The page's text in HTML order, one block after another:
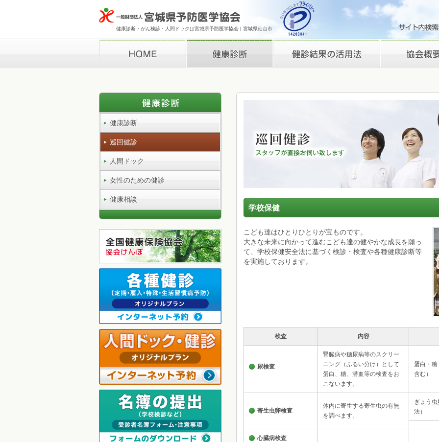
健康診断・がん検診・人間ドックは宮城県予防医学協会 | 宮城県仙台市
学校保健
こども達はひとりひとりが宝ものです。
大きな未来に向かって進むこども達の健やかな成長を願っ
て、学校保健安全法に基づく検診・検査や各種健康診断等
を実施しております。
検査 内容
尿検査
腎臓病や糖尿病等のスクリー
ニング（ふるい分け）として
蛋白、糖、潜血等の検査をお
こないます。
蛋白・糖
含む）
寄生虫卵検査
体内に寄生する寄生虫の有無
を調べます。
ぎょう
法）
心臓病検査
健康診断
巡回健診
人間ドック
女性のための健診
健康相談